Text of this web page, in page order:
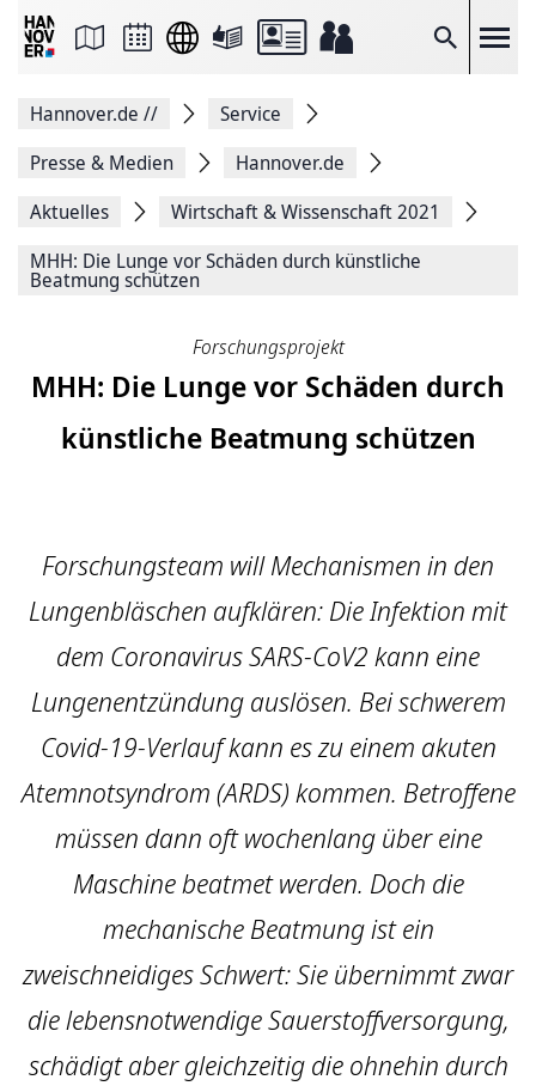
Suche
Seite
Facebook
teilen
Seitenlink
Seite
Drucken
Hannover.de //
Service
Presse & Medien
Hannover.de
Aktuelles
Wirtschaft & Wissenschaft 2021
MHH: Die Lunge vor Schäden durch künstliche
Beatmung schützen
Forschungsprojekt
MHH: Die Lunge vor Schäden durch
künstliche Beatmung schützen
Forschungsteam will Mechanismen in den
Lungenbläschen aufklären: Die Infektion mit
dem Coronavirus SARS-CoV2 kann eine
Lungenentzündung auslösen. Bei schwerem
Covid-19-Verlauf kann es zu einem akuten
Atemnotsyndrom (ARDS) kommen. Betroffene
müssen dann oft wochenlang über eine
Maschine beatmet werden. Doch die
mechanische Beatmung ist ein
zweischneidiges Schwert: Sie übernimmt zwar
die lebensnotwendige Sauerstoffversorgung,
schädigt aber gleichzeitig die ohnehin durch